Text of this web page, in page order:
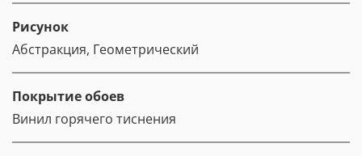
Рисунок
Абстракция, Геометрический
Покрытие обоев
Винил горячего тиснения